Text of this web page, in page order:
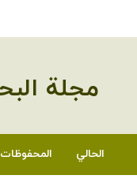
مجلة
الحالي المحفوظات